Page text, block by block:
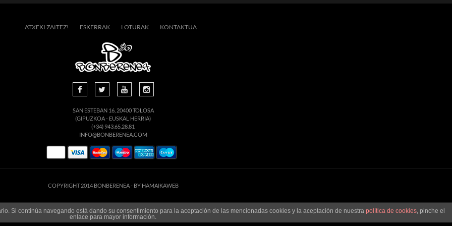
ATXEKI ZAITEZ! ESKERRAK LOTURAK KONTAKTUA
SAN ESTEBAN 16, 20400 TOLOSA
(GIPUZKOA - EUSKAL HERRIA)
(+34) 943.65.28.81
INFO@BONBERENEA.COM
COPYRIGHT 2014 BONBERENEA - BY HAMAIKAWEB
Si continúa navegando está dando su consentimiento para la aceptación de las mencionadas cookies y la aceptación de nuestra política de cookies, pinche el
enlace para mayor información.